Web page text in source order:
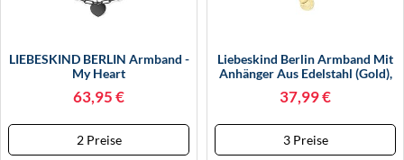
LIEBESKIND BERLIN Armband -
My Heart
63,95 €
2 Preise
Liebeskind Berlin Armband Mit
Anhänger Aus Edelstahl (Gold),
37,99 €
3 Preise